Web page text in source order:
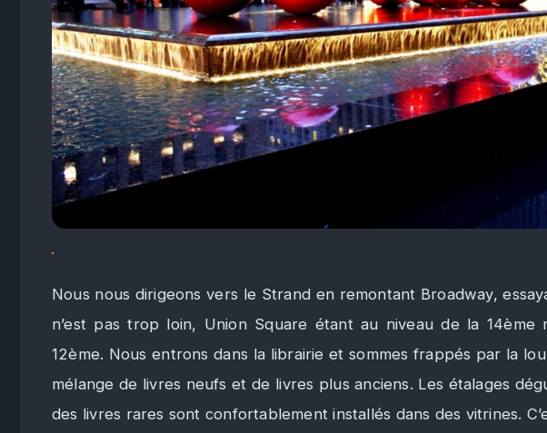
Nous nous dirigeons vers le Strand en remontant Broadway,
n’est pas trop loin, Union Square étant au niveau de la
12ème. Nous entrons dans la librairie et sommes frappés par la
mélange de livres neufs et de livres plus anciens. Les étalages
des livres rares sont confortablement installés dans des vitrines.